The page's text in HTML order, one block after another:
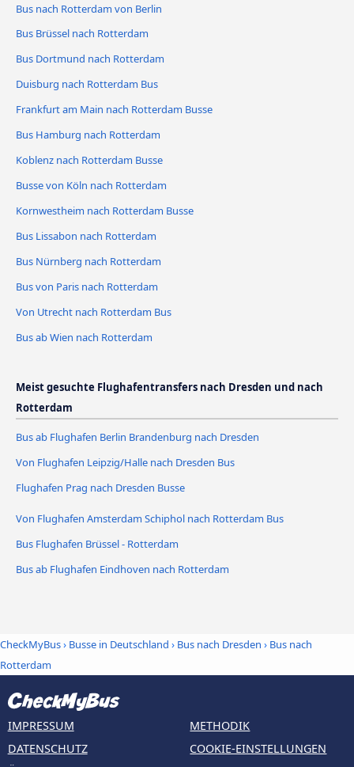
Bus nach Rotterdam von Berlin
Bus Brüssel nach Rotterdam
Bus Dortmund nach Rotterdam
Duisburg nach Rotterdam Bus
Frankfurt am Main nach Rotterdam Busse
Bus Hamburg nach Rotterdam
Koblenz nach Rotterdam Busse
Busse von Köln nach Rotterdam
Kornwestheim nach Rotterdam Busse
Bus Lissabon nach Rotterdam
Bus Nürnberg nach Rotterdam
Bus von Paris nach Rotterdam
Von Utrecht nach Rotterdam Bus
Bus ab Wien nach Rotterdam
Meist gesuchte Flughafentransfers nach Dresden und nach
Rotterdam
Bus ab Flughafen Berlin Brandenburg nach Dresden
Von Flughafen Leipzig/Halle nach Dresden Bus
Flughafen Prag nach Dresden Busse
Von Flughafen Amsterdam Schiphol nach Rotterdam Bus
Bus Flughafen Brüssel - Rotterdam
Bus ab Flughafen Eindhoven nach Rotterdam
CheckMyBus› Busse in Deutschland › Bus nach Dresden › Bus nach
Rotterdam
IMPRESSUM
DATENSCHUTZ
METHODIK
COOKIE-EINSTELLUNGEN